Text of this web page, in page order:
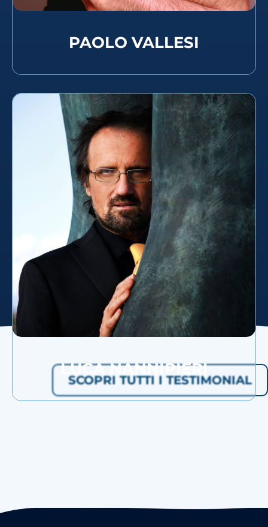
PAOLO VALLESI
LUCA NANNIPIERI
SCOPRI TUTTI I TESTIMONIAL